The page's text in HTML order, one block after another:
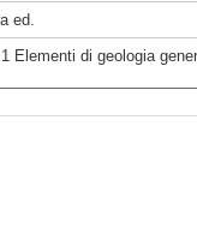
ed.
Elementi di geologia